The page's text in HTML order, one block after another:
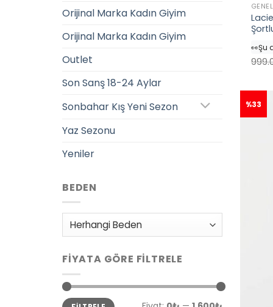
Orijinal Marka Kadın Giyim
Orijinal Marka Kadın Giyim
Outlet
Son Sanş 18-24 Aylar
Sonbahar Kış Yeni Sezon
Yaz Sezonu
Yeniler
BEDEN
FIYATA GÖRE FILTRELE
En
En
GENEL
👀Şu
⭐️Bu
🛒39
%33